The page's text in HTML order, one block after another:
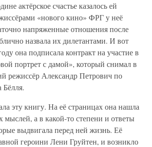
актёрское счастье казалось ей
«нового кино» ФРГ у неё
напряженные отношения после
назвала их дилетантами. И вот
она подписала контракт на участие в
портрет с дамой», который снимал в
режиссёр Александр Петрович по
Бёлля.
эту книгу. На её страницах она нашла
мыслей, а в какой-то степени и ответы
выдвигала перед ней жизнь. Её
героини Лени Груйтен, и возникло